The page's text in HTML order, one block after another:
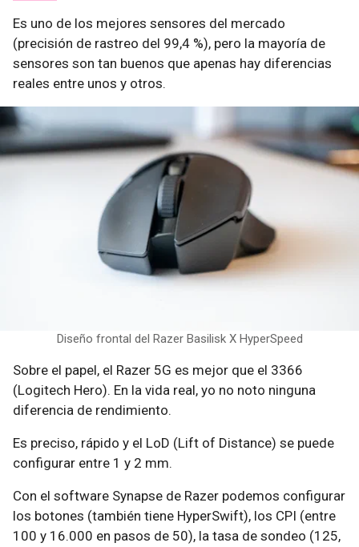
Es uno de los mejores sensores del mercado
(precisión de rastreo del 99,4 %), pero la mayoría de
sensores son tan buenos que apenas hay diferencias
reales entre unos y otros.
Diseño frontal del Razer Basilisk X HyperSpeed
Sobre el papel, el Razer 5G es mejor que el 3366
(Logitech Hero). En la vida real, yo no noto ninguna
diferencia de rendimiento.
Es preciso, rápido y el LoD (Lift of Distance) se puede
configurar entre 1 y 2 mm.
Con el software Synapse de Razer podemos configurar
los botones (también tiene HyperSwift), los CPI (entre
100 y 16.000 en pasos de 50), la tasa de sondeo (125,